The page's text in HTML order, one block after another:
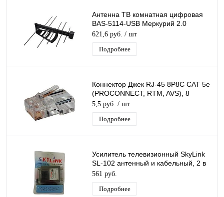
Антенна ТВ комнатная цифровая
BAS-5114-USB Меркурий 2.0
эфирная для DVB-T2 телевидения
621,6 руб. / шт
Подробнее
Коннектор Джек RJ-45 8P8C CAT 5e
(PROCONNECT, RTM, AVS), 8
универсальных ножей 1 ШТ.
5,5 руб. / шт
Подробнее
Усилитель телевизионный SkyLink
SL-102 антенный и кабельный, 2 в
1, квартирный в блистере
561 руб.
Подробнее